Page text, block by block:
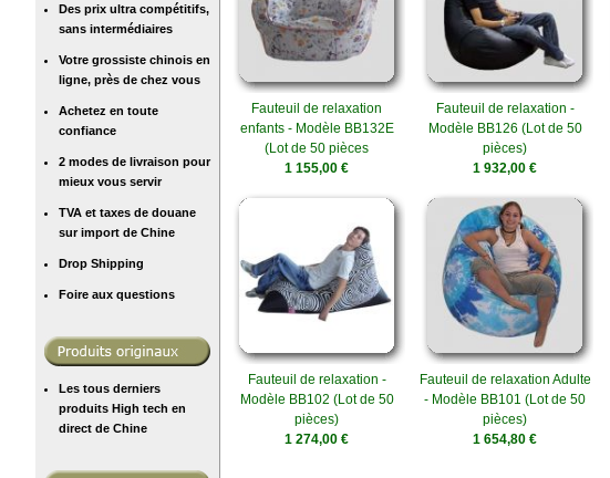
Des prix ultra compétitifs,
sans intermédiaires
Votre grossiste chinois en
ligne, près de chez vous
Achetez en toute
confiance
2 modes de livraison pour
mieux vous servir
TVA et taxes de douane
sur import de Chine
Drop Shipping
Foire aux questions
Les tous derniers
produits High tech en
direct de Chine
Fauteuil de relaxation
enfants - Modèle BB132E
(Lot de 50 pièces
1 155,00 €
Fauteuil de relaxation -
Modèle BB126 (Lot de 50
pièces)
1 932,00 €
Fauteuil de relaxation -
Modèle BB102 (Lot de 50
pièces)
1 274,00 €
Fauteuil de relaxation Adulte
- Modèle BB101 (Lot de 50
pièces)
1 654,80 €